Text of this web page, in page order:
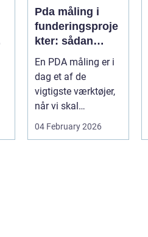
Pda måling i
funderingsproje
kter: sådan
sikrer du
dokumenteret
bæreevne
En PDA måling er i
dag et af de
vigtigste værktøjer,
når vi skal
dokumentere
bæreevnen af pæle
04 February 2026